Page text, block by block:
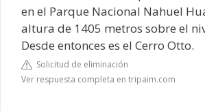
en el Parque Nacional Nahuel
altura de 1405 metros sobre el
Desde entonces es el Cerro Otto.
Solicitud de eliminación
Ver respuesta completa en tripaim.com